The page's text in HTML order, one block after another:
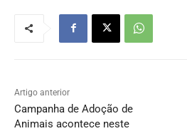
Artigo anterior
Campanha de Adoção de
Animais acontece neste